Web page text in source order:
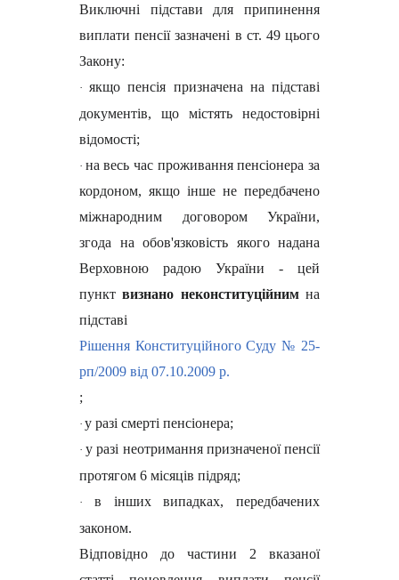
Виключні підстави для припинення
виплати пенсії зазначені в ст. 49 цього
Закону:
· якщо пенсія призначена на підставі
документів, що містять недостовірні
відомості;
· на весь час проживання пенсіонера за
кордоном, якщо інше не передбачено
міжнародним договором України,
згода на обов'язковість якого надана
Верховною радою України - цей
пунктвизнано неконституційнимна
підставі
Рішення Конституційного Суду № 25-
рп/2009 від 07.10.2009 р.
;
· у разі смерті пенсіонера;
· у разі неотримання призначеної пенсії
протягом 6 місяців підряд;
·
в інших випадках, передбачених
законом.
Відповідно до частини 2 вказаної